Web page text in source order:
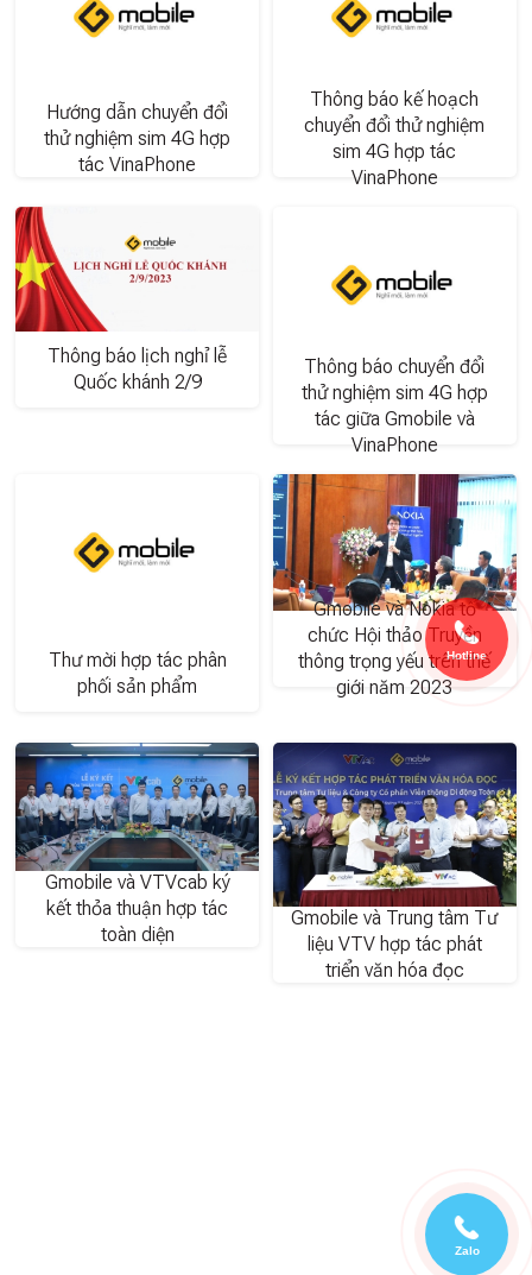
Hướng dẫn chuyển đổi
thử nghiệm sim 4G hợp
tác VinaPhone
Thông báo kế hoạch
chuyển đổi thử nghiệm
sim 4G hợp tác
VinaPhone
Thông báo lịch nghỉ lễ
Quốc khánh 2/9
Thông báo chuyển đổi
thử nghiệm sim 4G hợp
tác giữa Gmobile và
VinaPhone
Thư mời hợp tác phân
phối sản phẩm
Gmobile và Nokia tổ
chức Hội thảo Truyền
thông trọng yếu trên thế
giới năm 2023
Gmobile và VTVcab ký
kết thỏa thuận hợp tác
toàn diện
Gmobile và Trung tâm Tư
liệu VTV hợp tác phát
triển văn hóa đọc
Hotline
Zalo